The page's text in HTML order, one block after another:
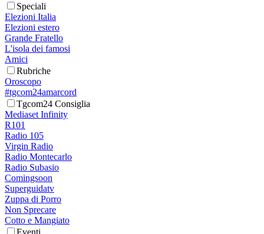
Speciali
Elezioni Italia
Elezioni estero
Grande Fratello
L'isola dei famosi
Amici
Rubriche
Oroscopo
#tgcom24amarcord
Tgcom24 Consiglia
Mediaset Infinity
R101
Radio 105
Virgin Radio
Radio Montecarlo
Radio Subasio
Comingsoon
Superguidatv
Zuppa di Porro
Non Sprecare
Cotto e Mangiato
Eventi